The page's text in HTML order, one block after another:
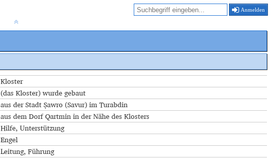
Anmelden
Kloster
(das Kloster) wurde gebaut
aus der Stadt Ṣawro (Savur) im Turabdin
aus dem Dorf Qartmin in der Nähe des Klosters
Hilfe, Unterstützung
Engel
Leitung, Führung